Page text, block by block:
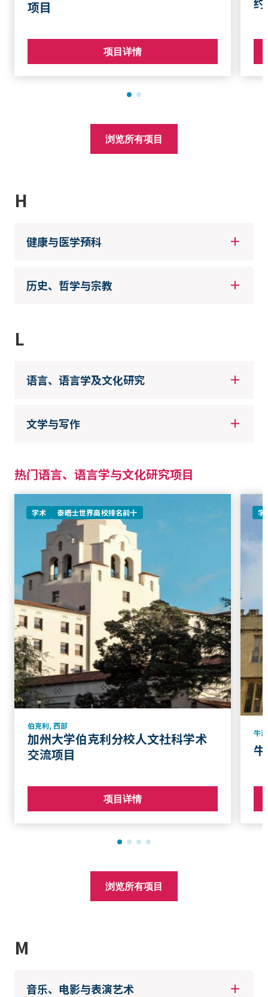
项目
项目详情
浏览所有项目
H
健康与医学预科
历史、哲学与宗教
L
语言、语言学及文化研究
文学与写作
热门语言、语言学与文化研究项目
学术 泰晤士世界高校排名前十
伯克利, 西部
加州大学伯克利分校人文社科学术
交流项目
项目详情
学
牛津
浏览所有项目
M
音乐、电影与表演艺术